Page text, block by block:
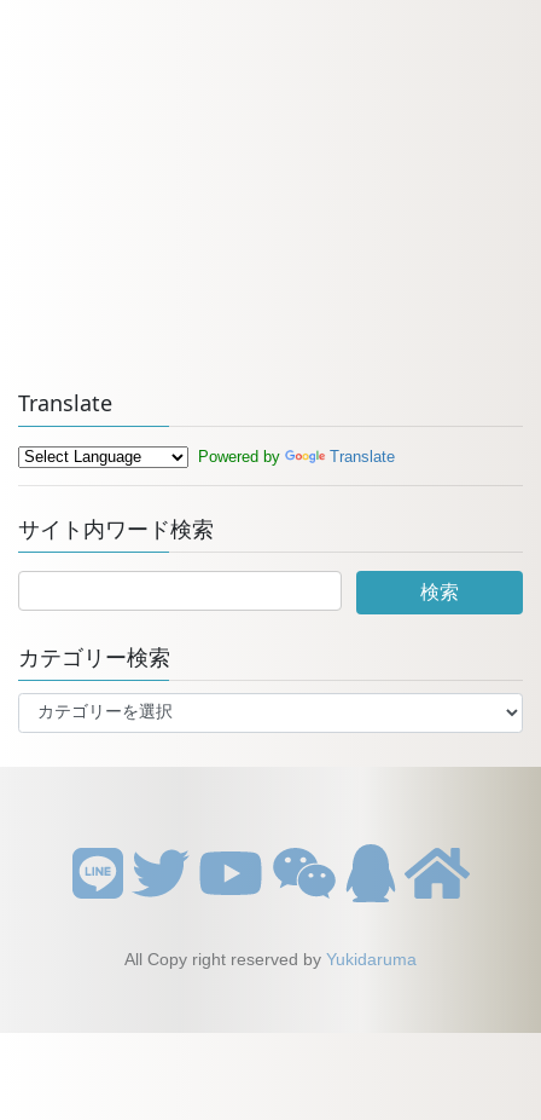
Translate
Powered by Translate
サイト内ワード検索
カテゴリー検索
テ
All Copy right reserved by Yukidaruma